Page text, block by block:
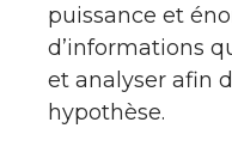
puissance et
d’informations
et analyser afin
hypothèse.